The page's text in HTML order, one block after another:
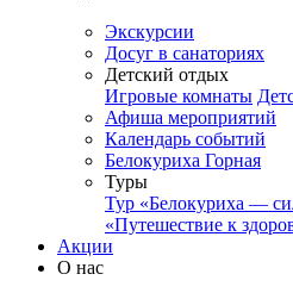
Экскурсии
Досуг в санаториях
Детский отдых
Игровые комнаты
Афиша мероприятий
Календарь событий
Белокуриха Горная
Туры
Тур «Белокуриха —
«Путешествие к
Акции
О нас